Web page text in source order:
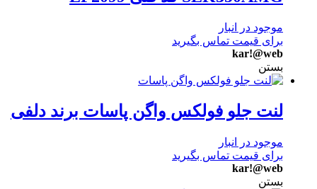
موجود در انبار
برای قیمت تماس بگیرید
kar!@web
بستن
لنت جلو فولکس واگن پاسات برند دلفی
موجود در انبار
برای قیمت تماس بگیرید
kar!@web
بستن